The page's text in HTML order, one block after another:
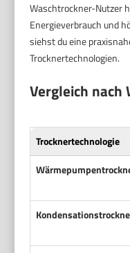
Waschtrockner-Nutzer
Energieverbrauch und
siehst du eine
Trocknertechnologien.
Vergleich nach
Trocknertechnologie